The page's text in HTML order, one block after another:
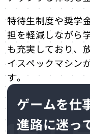
特待生制度や奨学
担を軽減しながら
も充実しており、
イスペックマシン
す。
ゲームを仕
進路に迷っ